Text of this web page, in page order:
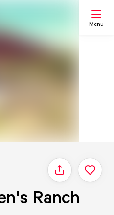
Menu
Delen
Ranch